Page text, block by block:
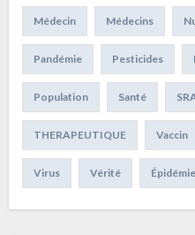
Médecin Médecins
Pandémie Pesticides
Population Santé
THERAPEUTIQUE Vaccin
Virus Vérité Épidémie